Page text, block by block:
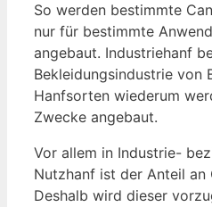
So werden bestimmte
nur für bestimmte
angebaut. Industriehanf
Bekleidungsindustrie von
Hanfsorten wiederum
Zwecke angebaut.
Vor allem in Industrie-
Nutzhanf ist der Anteil an
Deshalb wird dieser